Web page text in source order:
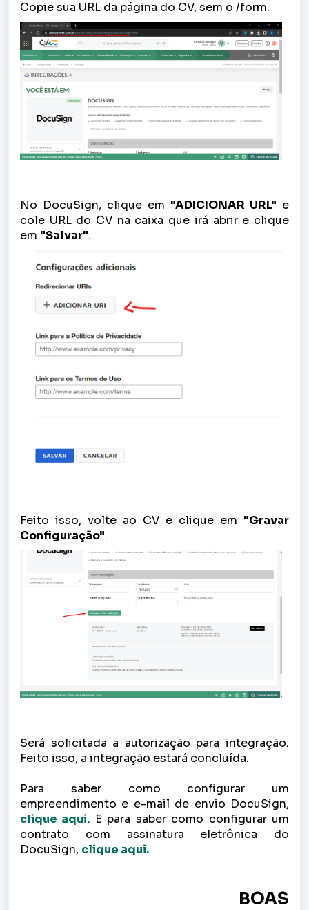
Copie sua URL da página do CV, sem o /form.
No DocuSign, clique em "ADICIONAR URL" e
cole URL do CV na caixa que irá abrir e clique
em "Salvar".
Feito isso, volte ao CV e clique em "Gravar
Configuração".
Será solicitada a autorização para integração.
Feito isso, a integração estará concluída.
Para saber como configurar um
empreendimento e e-mail de envio DocuSign,
clique aqui. E para saber como configurar um
contrato com assinatura eletrônica do
DocuSign, clique aqui.
BOAS